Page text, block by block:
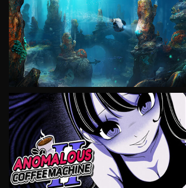
VIEW
VIEW